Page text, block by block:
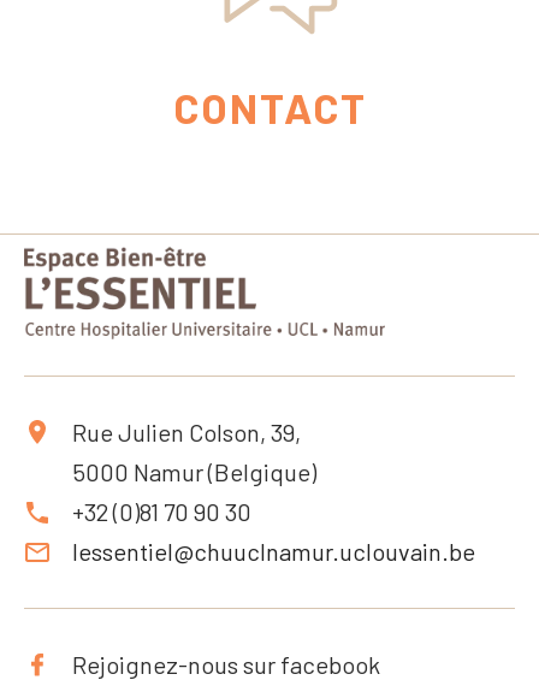
CONTACT
Rue Julien Colson, 39,
5000 Namur (Belgique)
+32 (0)81 70 90 30
lessentiel@chuuclnamur.uclouvain.be
Rejoignez-nous sur facebook